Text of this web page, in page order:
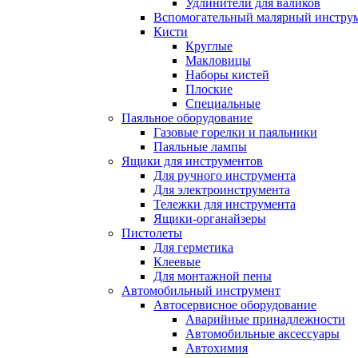
Удлинители для валиков
Вспомогательный малярный
Кисти
Круглые
Макловицы
Наборы кистей
Плоские
Специальные
Паяльное оборудование
Газовые горелки и паяльники
Паяльные лампы
Ящики для инструментов
Для ручного инструмента
Для электроинструмента
Тележки для инструмента
Ящики-органайзеры
Пистолеты
Для герметика
Клеевые
Для монтажной пены
Автомобильный инструмент
Автосервисное оборудование
Аварийные принадлежности
Автомобильные аксессуары
Автохимия